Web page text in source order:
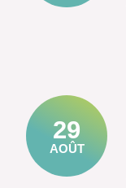
29
AOÛT